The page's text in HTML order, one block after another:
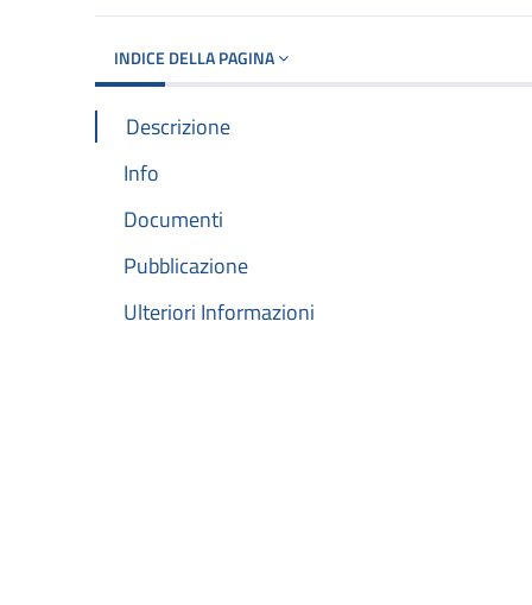
INDICE DELLA PAGINA
Descrizione
Info
Documenti
Pubblicazione
Ulteriori Informazioni